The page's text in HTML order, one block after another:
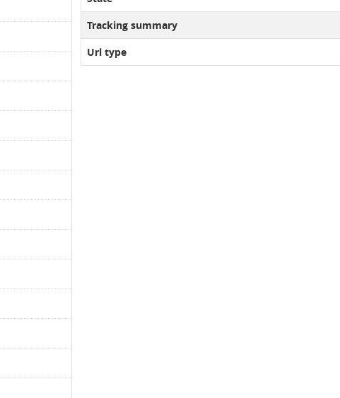
Tracking summary
Url type